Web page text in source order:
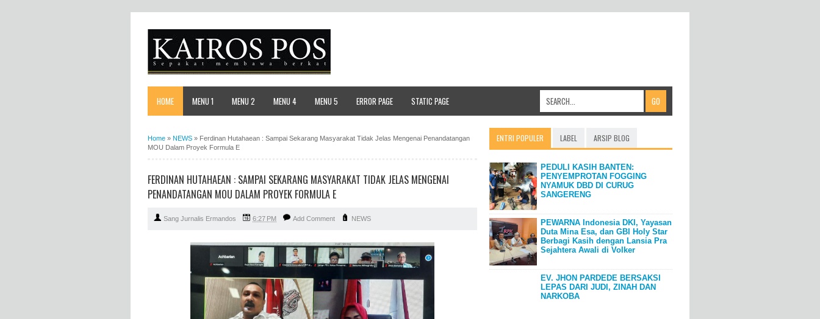
HOME MENU 1 MENU 2 MENU 4 MENU 5 ERROR PAGE STATIC PAGE
Home » NEWS » Ferdinan Hutahaean : Sampai Sekarang Masyarakat Tidak Jelas Mengenai Penandatangan
MOU Dalam Proyek Formula E
FERDINAN HUTAHAEAN : SAMPAI SEKARANG MASYARAKAT TIDAK JELAS MENGENAI
PENANDATANGAN MOU DALAM PROYEK FORMULA E
Sang Jurnalis Ermandos 6:27 PM Add Comment NEWS
ENTRI POPULER LABEL ARSIP BLOG
PEDULI KASIH BANTEN:
PENYEMPROTAN FOGGING
NYAMUK DBD DI CURUG
SANGERENG
PEWARNA Indonesia DKI, Yayasan
Duta Mina Esa, dan GBI Holy Star
Berbagi Kasih dengan Lansia Pra
Sejahtera Awali di Volker
EV. JHON PARDEDE BERSAKSI
LEPAS DARI JUDI, ZINAH DAN
NARKOBA